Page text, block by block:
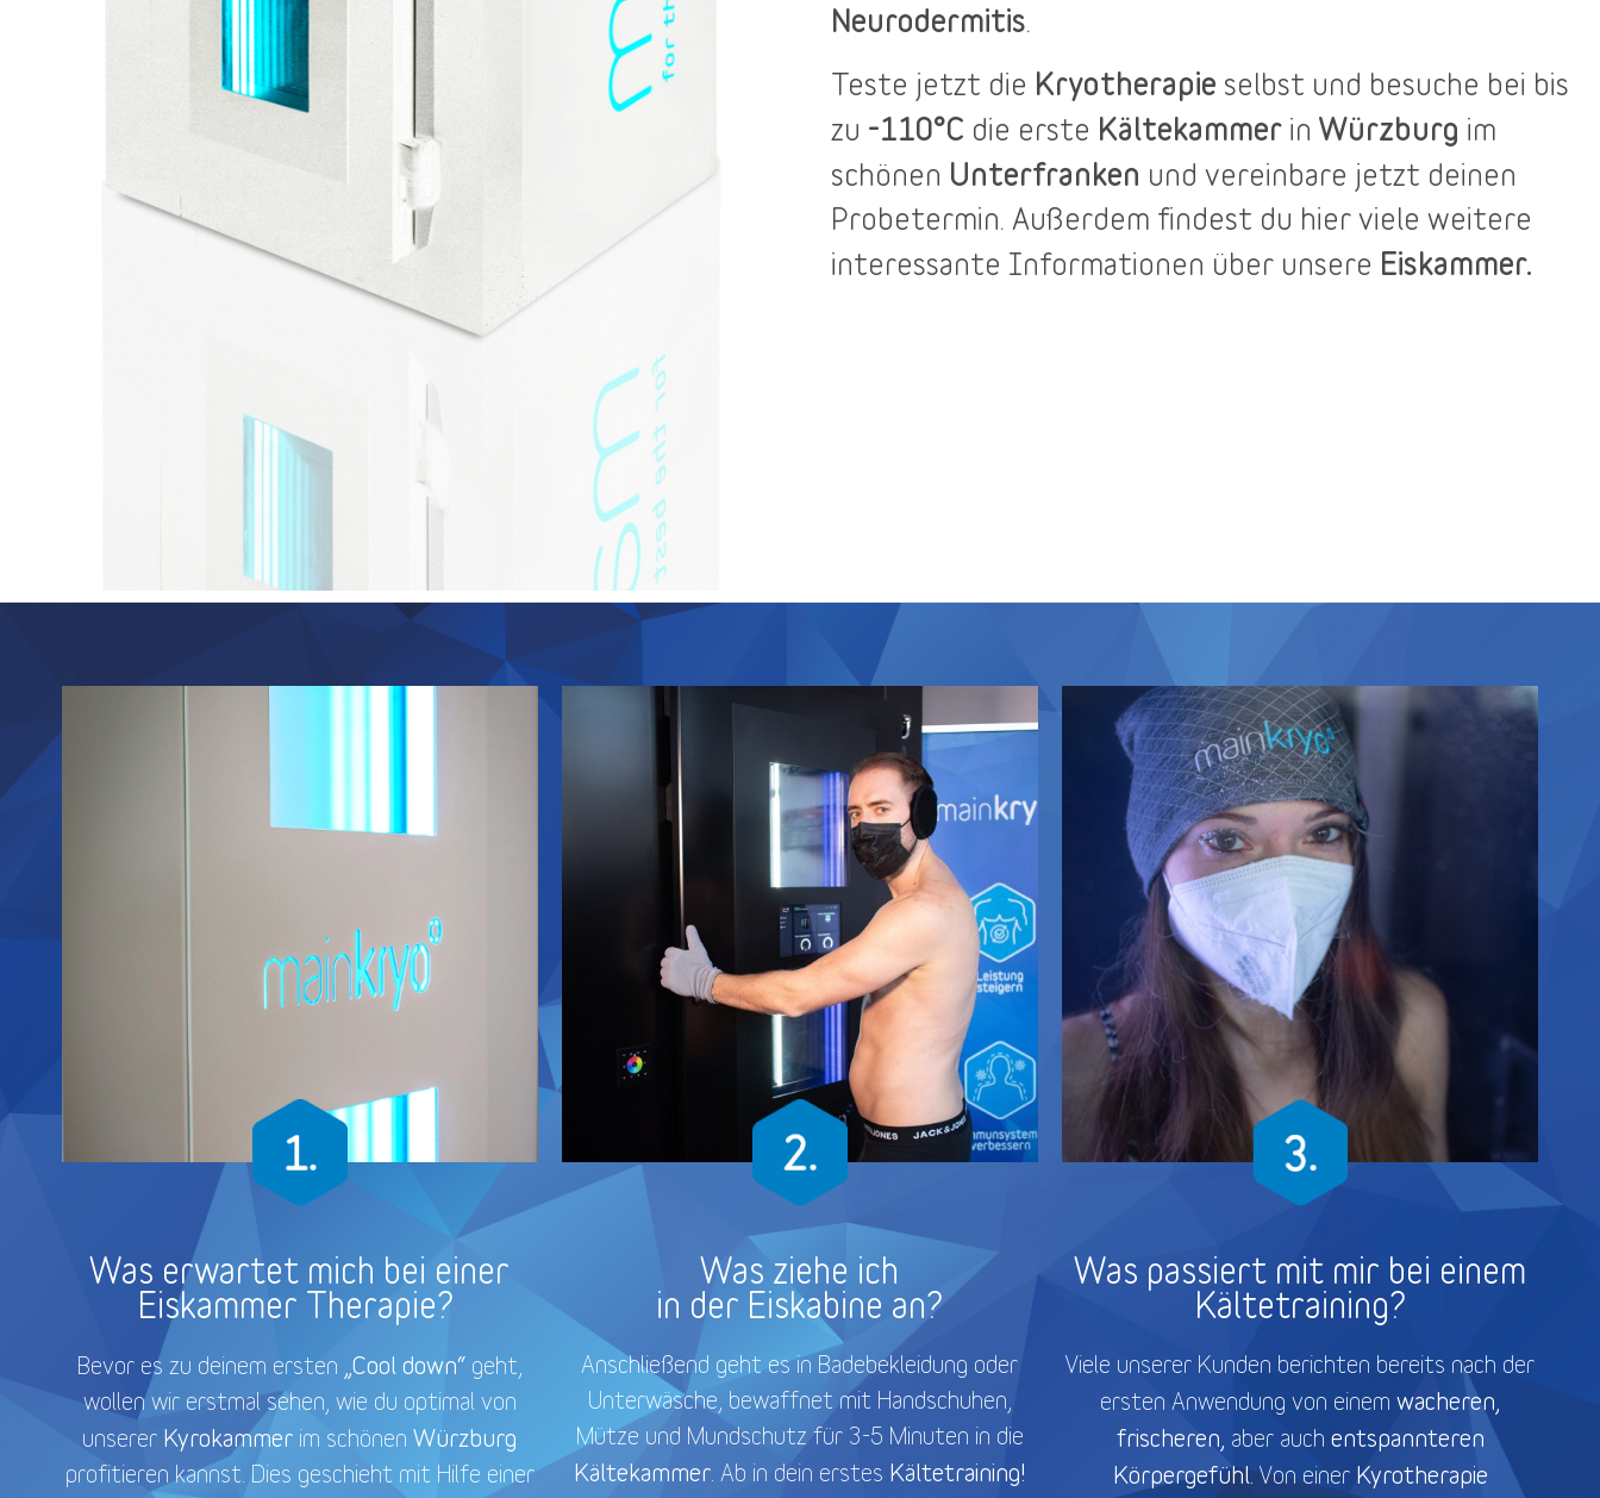
Neurodermitis.
Teste jetzt die Kryotherapie selbst und besuche bei bis
zu -110°C die erste Kältekammer in Würzburg im
schönen Unterfranken und vereinbare jetzt deinen
Probetermin. Außerdem findest du hierviele weitere
interessante Informationen über unsere Eiskammer.
Was erwartet mich bei einer
Eiskammer Therapie?
Bevor es zu deinem ersten „Cool down“geht,
wollen wir erstmal sehen, wie du optimal von
unserer Kyrokammer im schönenWürzburg
profitieren kannst. Dies geschieht mit Hilfe einer
Was ziehe ich
in der Eiskabine an?
Anschließend geht es in Badebekleidung oder
Unterwäsche, bewaffnet mit Handschuhen,
Mütze und Mundschutz für 3-5 Minuten in die
Kältekammer. Ab in dein erstes Kältetraining!
Was passiert mit mir bei einem
Kältetraining?
Viele unserer Kunden berichten bereits nach der
ersten Anwendung von einemwacheren,
frischeren, aber auch entspannteren
Körpergefühl.Von einer Kyrotherapie